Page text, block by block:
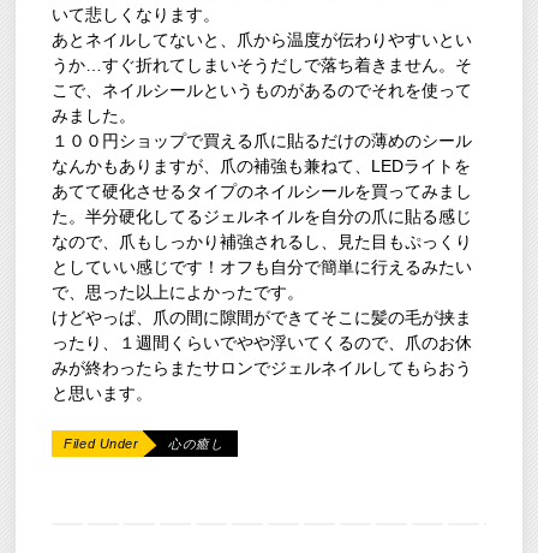
いて悲しくなります。
あとネイルしてないと、爪から温度が伝わりやすいとい
うか…すぐ折れてしまいそうだしで落ち着きません。そ
こで、ネイルシールというものがあるのでそれを使って
みました。
１００円ショップで買える爪に貼るだけの薄めのシール
なんかもありますが、爪の補強も兼ねて、LEDライトを
あてて硬化させるタイプのネイルシールを買ってみまし
た。半分硬化してるジェルネイルを自分の爪に貼る感じ
なので、爪もしっかり補強されるし、見た目もぷっくり
としていい感じです！オフも自分で簡単に行えるみたい
で、思った以上によかったです。
けどやっぱ、爪の間に隙間ができてそこに髪の毛が挟ま
ったり、１週間くらいでやや浮いてくるので、爪のお休
みが終わったらまたサロンでジェルネイルしてもらおう
と思います。
Filed Under 心の癒し